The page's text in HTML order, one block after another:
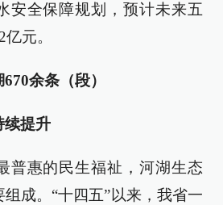
安全保障规划，预计未来五
元。
余条（段）
续提升
普惠的民生福祉，河湖生态
成。“十四五”以来，我省一